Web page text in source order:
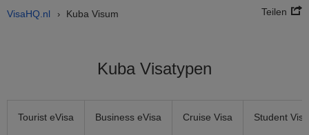
VisaHQ.nl › Kuba Visum Teilen
Kuba Visatypen
Tourist eVisa Business eVisa Cruise Visa Student Visa